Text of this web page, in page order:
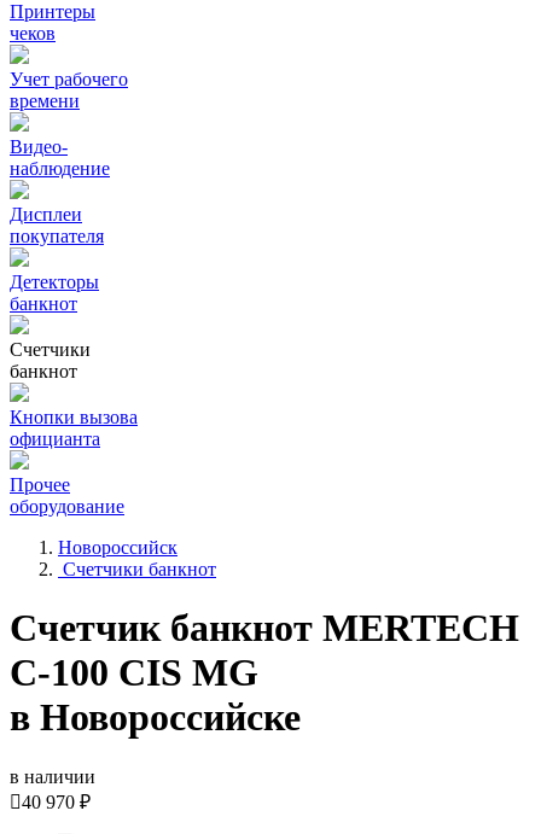
Принтеры
чеков
Учет рабочего
времени
Видео‑
наблюдение
Дисплеи
покупателя
Детекторы
банкнот
Счетчики
банкнот
Кнопки вызова
официанта
Прочее
оборудование
Новороссийск
Счетчики банкнот
Счетчик банкнот MERTECH
C-100 CIS MG
в Новороссийске
в наличии
40 970 ₽